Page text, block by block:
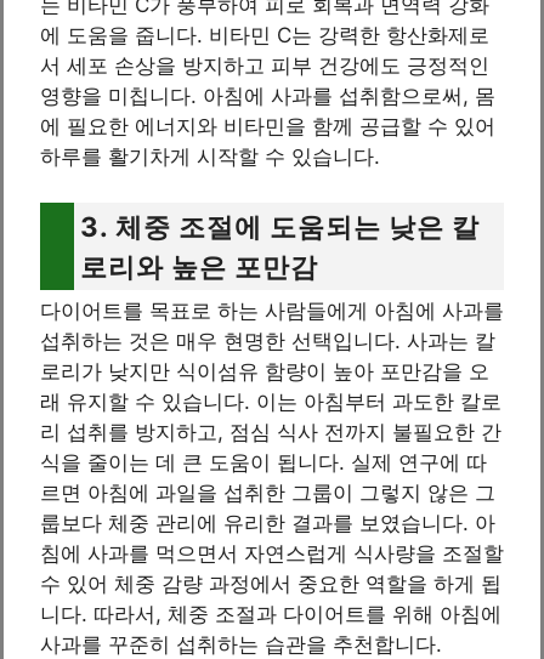
에 도움을 줍니다. 비타민 C는 강력한 항산화제로
서 세포 손상을 방지하고 피부 건강에도 긍정적인
영향을 미칩니다. 아침에 사과를 섭취함으로써, 몸
에 필요한 에너지와 비타민을 함께 공급할 수 있어
하루를 활기차게 시작할 수 있습니다.
3. 체중 조절에 도움되는 낮은 칼
로리와 높은 포만감
다이어트를 목표로 하는 사람들에게 아침에 사과를
섭취하는 것은 매우 현명한 선택입니다. 사과는 칼
로리가 낮지만 식이섬유 함량이 높아 포만감을 오
래 유지할 수 있습니다. 이는 아침부터 과도한 칼로
리 섭취를 방지하고, 점심 식사 전까지 불필요한 간
식을 줄이는 데 큰 도움이 됩니다. 실제 연구에 따
르면 아침에 과일을 섭취한 그룹이 그렇지 않은 그
룹보다 체중 관리에 유리한 결과를 보였습니다. 아
침에 사과를 먹으면서 자연스럽게 식사량을 조절할
수 있어 체중 감량 과정에서 중요한 역할을 하게 됩
니다. 따라서, 체중 조절과 다이어트를 위해 아침에
사과를 꾸준히 섭취하는 습관을 추천합니다.